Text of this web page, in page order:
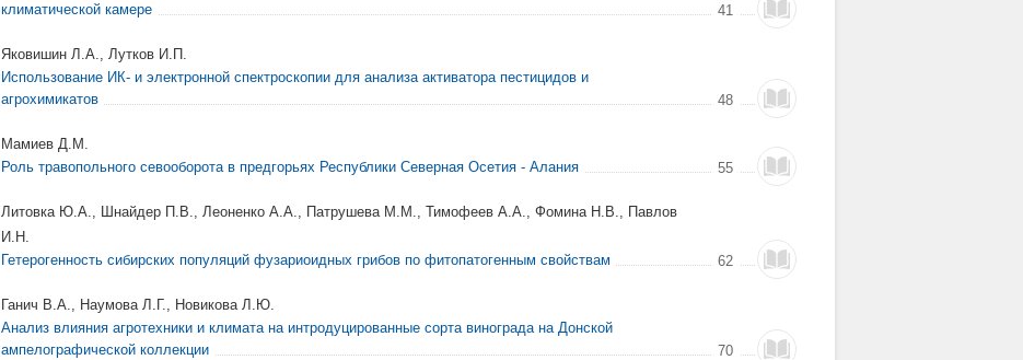
климатической камере
41
Яковишин Л.А., Лутков И.П.
Использование ИК- и электронной спектроскопии для анализа активатора пестицидов и
агрохимикатов
48
Мамиев Д.М.
Роль травопольного севооборота в предгорьях Республики Северная Осетия - Алания
55
Литовка Ю.А., Шнайдер П.В., Леоненко А.А., Патрушева М.М., Тимофеев А.А., Фомина Н.В., Павлов
И.Н.
Гетерогенность сибирских популяций фузариоидных грибов по фитопатогенным свойствам
62
Ганич В.А., Наумова Л.Г., Новикова Л.Ю.
Анализ влияния агротехники и климата на интродуцированные сорта винограда на Донской
ампелографической коллекции
70